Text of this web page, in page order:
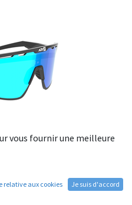
vernie Ecran Hydrophobe
vous fournir une meilleure
relative aux cookies Je suis d'accord